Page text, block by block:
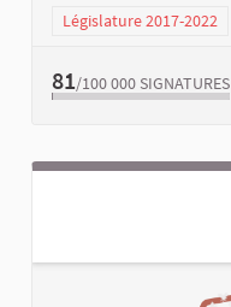
Législature 2017-2022
81/100 000 SIGNATURES